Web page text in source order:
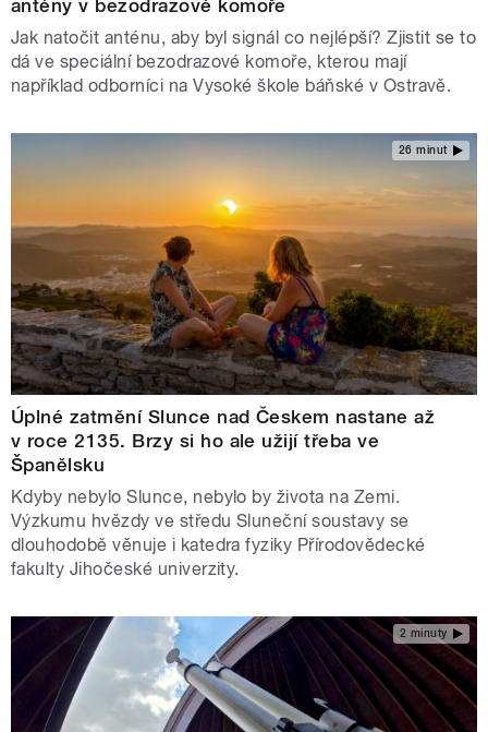
antény v bezodrazové komoře
Jak natočit anténu, aby byl signál co nejlépší? Zjistit se to
dá ve speciální bezodrazové komoře, kterou mají
například odborníci na Vysoké škole báňské v Ostravě.
26 minut
Úplné zatmění Slunce nad Českem nastane až
v roce 2135. Brzy si ho ale užijí třeba ve
Španělsku
Kdyby nebylo Slunce, nebylo by života na Zemi.
Výzkumu hvězdy ve středu Sluneční soustavy se
dlouhodobě věnuje i katedra fyziky Přírodovědecké
fakulty Jihočeské univerzity.
2 minuty